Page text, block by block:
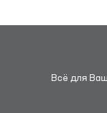
Всё для